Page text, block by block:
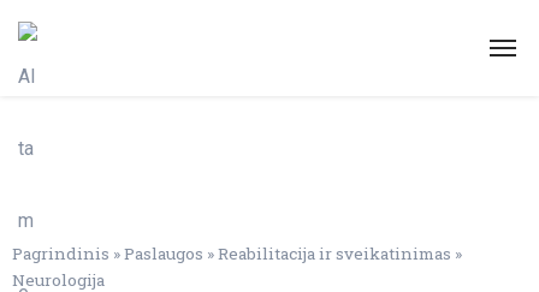
Pagrindinis »Paslaugos »Reabilitacija ir sveikatinimas »
Neurologija